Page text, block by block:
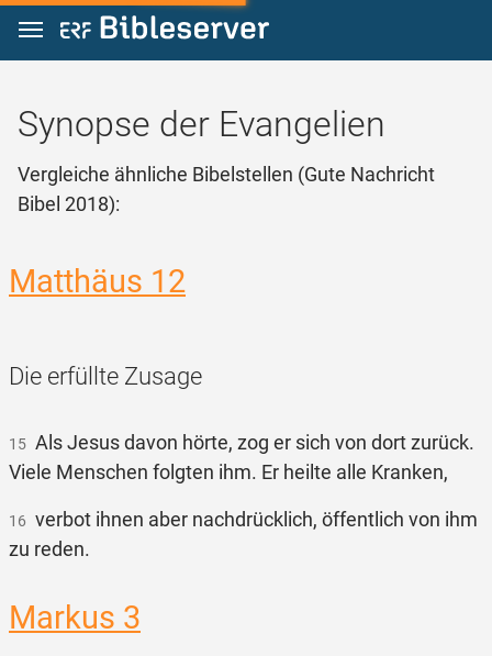
Zum Inhalt springen
Synopse der Evangelien
Vergleiche ähnliche Bibelstellen (Gute Nachricht
Bibel 2018):
Matthäus 12
Die erfüllte Zusage
15 Als Jesus davon hörte, zog er sich von dort zurück.
Viele Menschen folgten ihm. Er heilte alle Kranken,
16 verbot ihnen aber nachdrücklich, öffentlich von ihm
zu reden.
Markus 3